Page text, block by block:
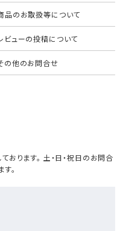
品のお取扱等について
ビューの投稿について
の他のお問合せ
ります。 土・日・祝日のお問合
。